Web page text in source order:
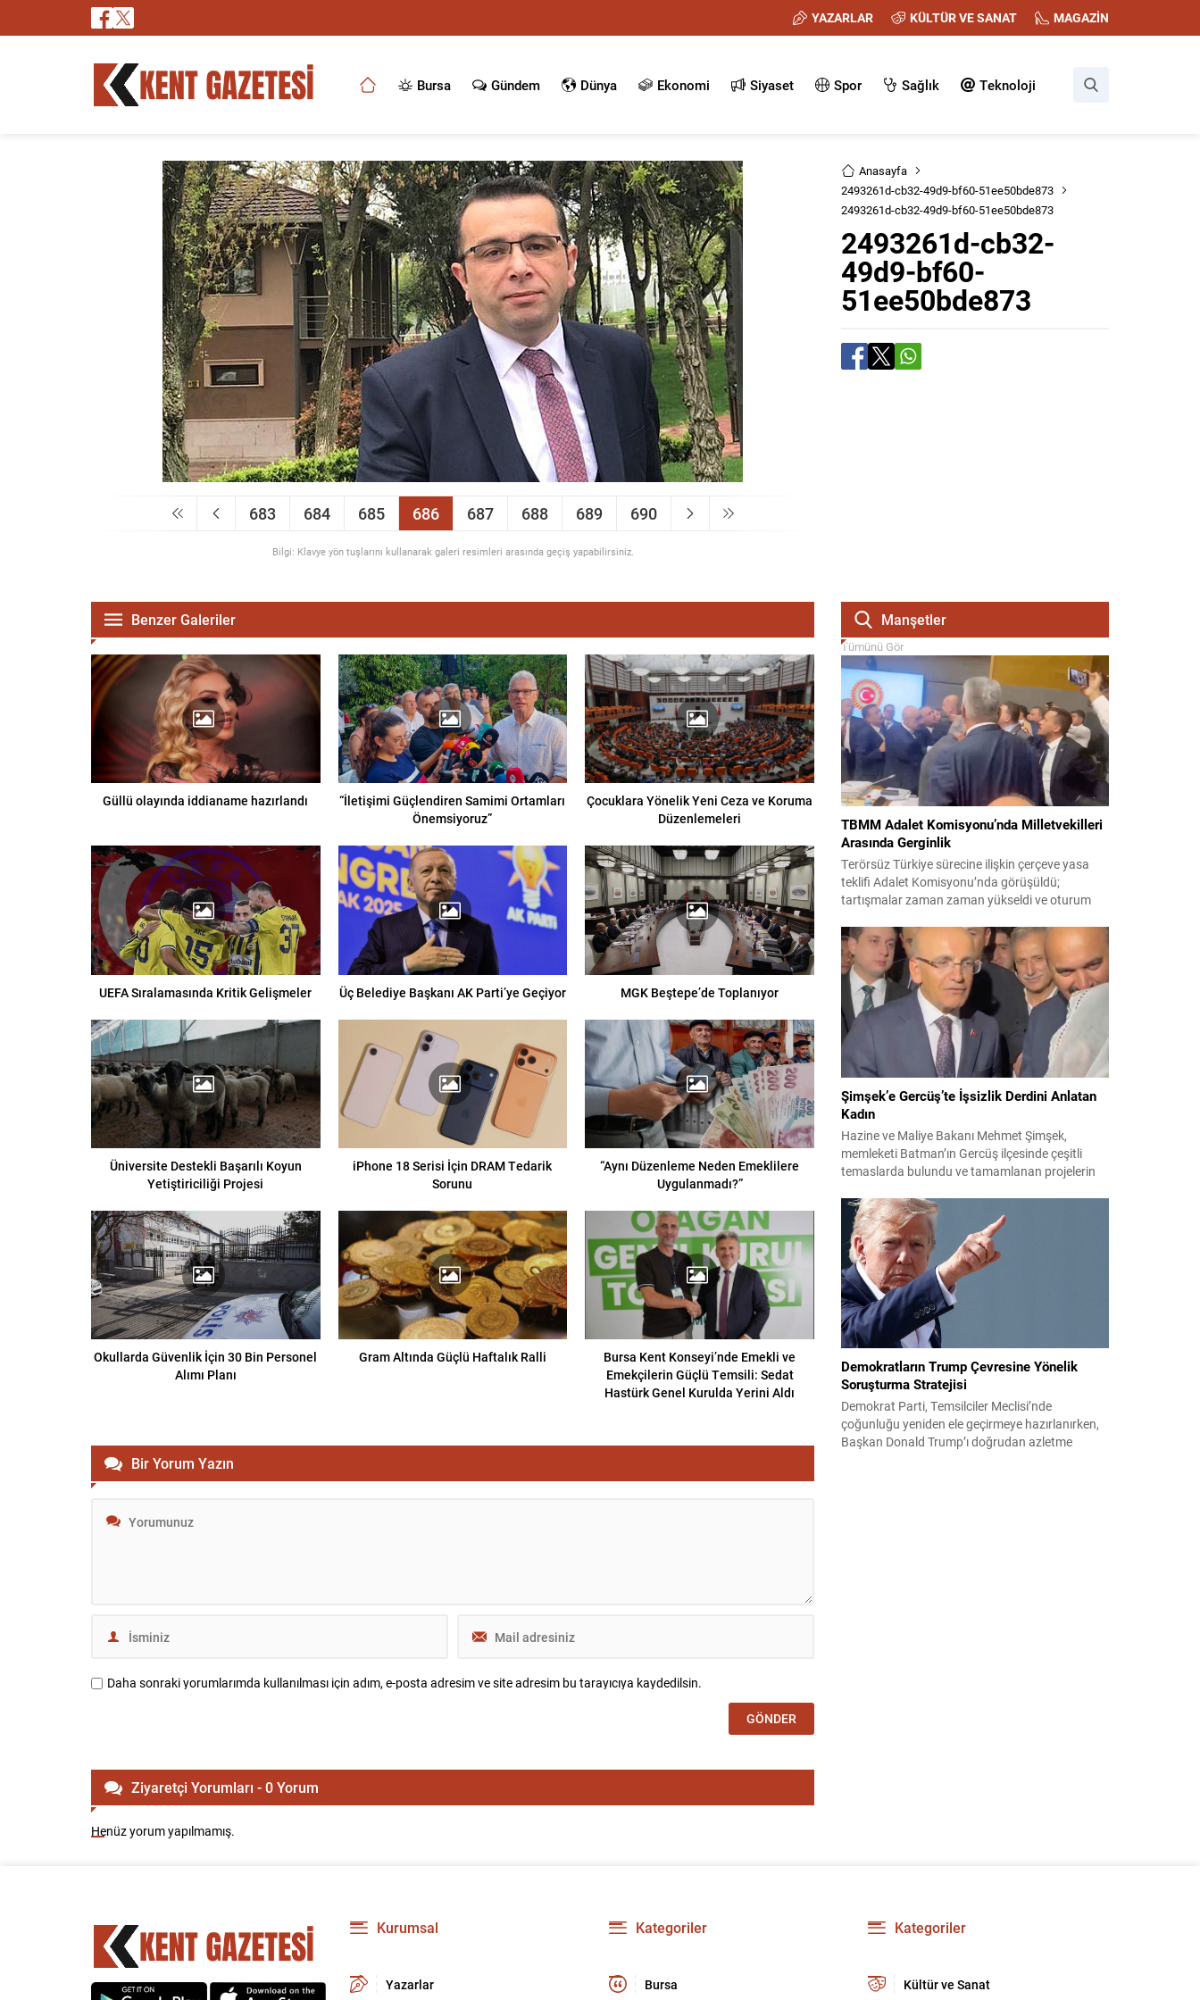
YAZARLAR KÜLTÜR VE SANAT MAGAZİN
Bursa Gündem Dünya Ekonomi Siyaset Spor Sağlık Teknoloji
683 684 685 686 687 688 689 690
Bilgi: Klavye yön tuşlarını kullanarak galeri resimleri arasında geçiş yapabilirsiniz.
Anasayfa
2493261d-cb32-49d9-bf60-51ee50bde873
2493261d-cb32-49d9-bf60-51ee50bde873
2493261d-cb32-
49d9-bf60-
51ee50bde873
Benzer Galeriler
Güllü olayında iddianame hazırlandı
“İletişimi Güçlendiren Samimi Ortamları
Önemsiyoruz”
Çocuklara Yönelik Yeni Ceza ve Koruma
Düzenlemeleri
UEFA Sıralamasında Kritik Gelişmeler Üç Belediye Başkanı AK Parti’ye Geçiyor MGK Beştepe’de Toplanıyor
Üniversite Destekli Başarılı Koyun
Yetiştiriciliği Projesi
iPhone 18 Serisi İçin DRAM Tedarik
Sorunu
“Aynı Düzenleme Neden Emeklilere
Uygulanmadı?”
Okullarda Güvenlik İçin 30 Bin Personel
Alımı Planı
Gram Altında Güçlü Haftalık Ralli
Bursa Kent Konseyi’nde Emekli ve
Emekçilerin Güçlü Temsili: Sedat
Hastürk Genel Kurulda Yerini Aldı
Bir Yorum Yazın
Daha sonraki yorumlarımda kullanılması için adım, e-posta adresim ve site adresim bu tarayıcıya kaydedilsin.
Ziyaretçi Yorumları - 0 Yorum
Henüz yorum yapılmamış.
Manşetler
Tümünü Gör
TBMM Adalet Komisyonu’nda Milletvekilleri
Arasında Gerginlik
Terörsüz Türkiye sürecine ilişkin çerçeve yasa
teklifi Adalet Komisyonu’nda görüşüldü;
tartışmalar zaman zaman yükseldi ve oturum
çalışmalarında kimi milletvekilleri arasında sözlü
gerilim yaşandı, daha sonra fiziksel arbede çıktı.
Görüşme sırasında İyi Parti ile MHP milletvekilleri
arasında söz düellosu başladı; taraflar birbirlerini
sert ifadelerle eleştirdi. Tartışma...
Şimşek’e Gercüş’te İşsizlik Derdini Anlatan
Kadın
Hazine ve Maliye Bakanı Mehmet Şimşek,
memleketi Batman’ın Gercüş ilçesinde çeşitli
temaslarda bulundu ve tamamlanan projelerin
sakinleriyle sohbet ettiği esnada bir yaşlı kadının
çocuklarının işsizliğine dair yakınmasını dinledi.
Kadının dertlerini Kürtçe olarak doğrudan Bakan
Şimşek’e aktarması, orada bulunanların ilgisini
çekti. Şimşek ise samimi bir...
Demokratların Trump Çevresine Yönelik
Soruşturma Stratejisi
Demokrat Parti, Temsilciler Meclisi’nde
çoğunluğu yeniden ele geçirmeye hazırlanırken,
Başkan Donald Trump’ı doğrudan azletme
Kurumsal
Yazarlar
Kategoriler
Bursa
Kategoriler
Kültür ve Sanat